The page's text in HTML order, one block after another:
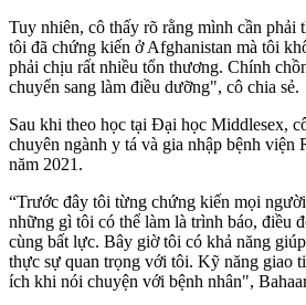
Tuy nhiên, cô thấy rõ rằng mình cần phải
tôi đã chứng kiến ở Afghanistan mà tôi
phải chịu rất nhiều tổn thương. Chính
chuyển sang làm điều dưỡng", cô chia sẻ.
Sau khi theo học tại Đại học Middlesex,
chuyên ngành y tá và gia nhập bệnh viện
năm 2021.
“Trước đây tôi từng chứng kiến mọi
những gì tôi có thể làm là trình báo, điều
cùng bất lực. Bây giờ tôi có khả năng
thực sự quan trọng với tôi. Kỹ năng giao
ích khi nói chuyện với bệnh nhân",